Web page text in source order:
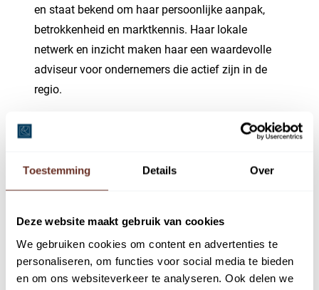
Toestemming Details Over
Deze website maakt gebruik van cookies
We gebruiken cookies om content en advertenties te
personaliseren, om functies voor social media te bieden
en om ons websiteverkeer te analyseren. Ook delen we
en staat bekend om haar persoonlijke aanpak,
betrokkenheid en marktkennis. Haar lokale
netwerk en inzicht maken haar een waardevolle
adviseur voor ondernemers die actief zijn in de
regio.
06-51313121
isabelle@castanea.nl